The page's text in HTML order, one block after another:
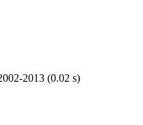
2013 (0.02 s)